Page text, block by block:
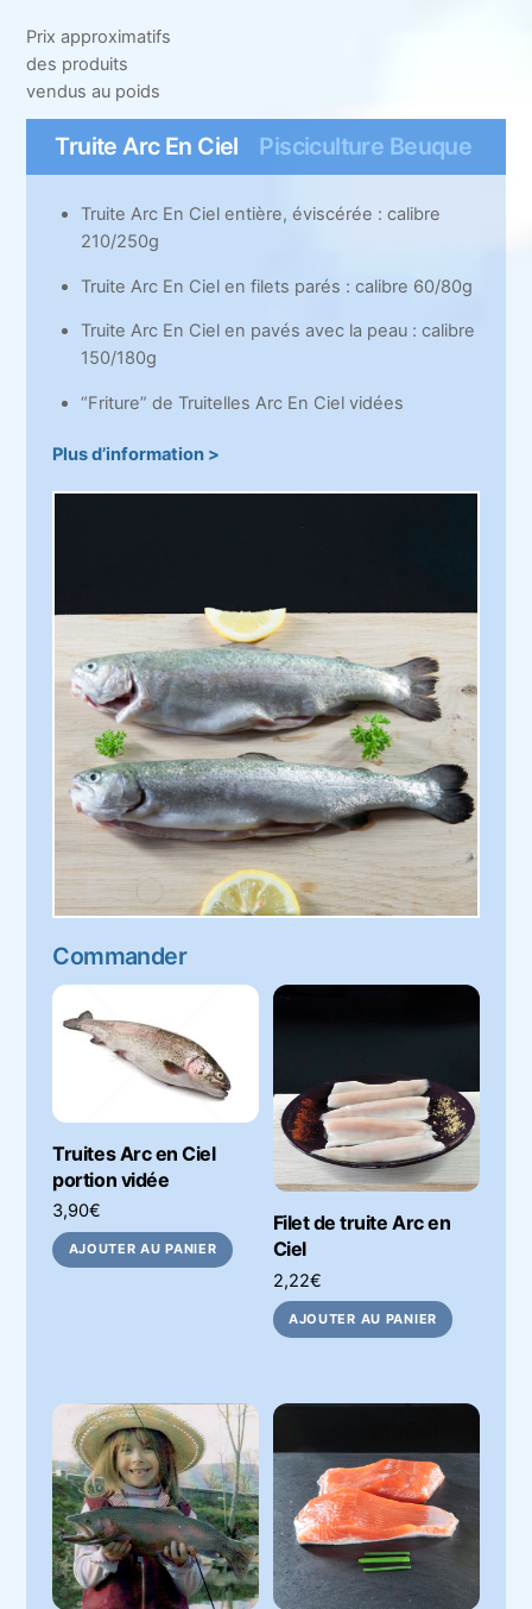
Prix approximatifs
des produits
vendus au poids
Truite Arc En Ciel Pisciculture Beuque
Truite Arc En Ciel entière, éviscérée : calibre
210/250g
Truite Arc En Ciel en filets parés : calibre 60/80g
Truite Arc En Ciel en pavés avec la peau : calibre
150/180g
“Friture” de Truitelles Arc En Ciel vidées
Plus d’information >
Commander
Truites Arc en Ciel
portion vidée
3,90€
AJOUTER AU PANIER
Filet de truite Arc en
Ciel
2,22€
AJOUTER AU PANIER